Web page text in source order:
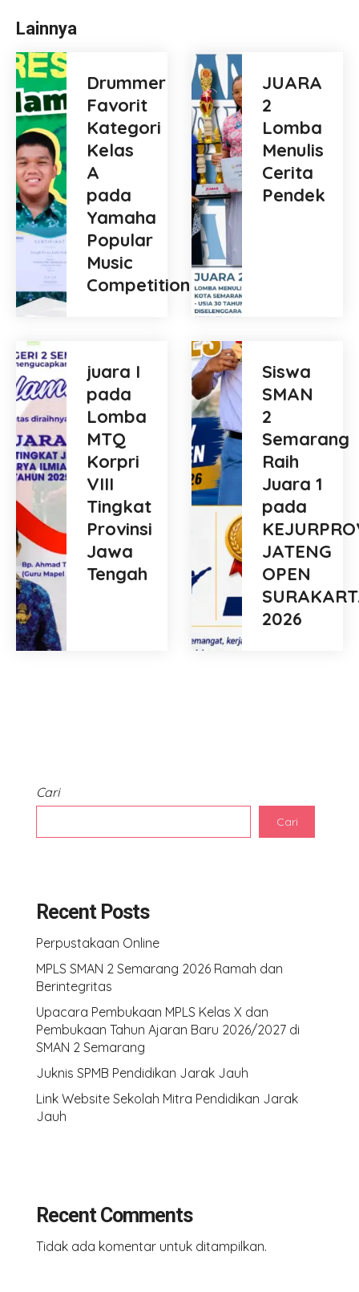
Lainnya
Drummer
Favorit
Kategori
Kelas
A
pada
Yamaha
Popular
Music
Competition
JUARA
2
Lomba
Menulis
Cerita
Pendek
juara I
pada
Lomba
MTQ
Korpri
VIII
Tingkat
Provinsi
Jawa
Tengah
Siswa
SMAN
2
Semarang
Raih
Juara 1
pada
JATENG
OPEN
2026
Cari
Cari
Recent Posts
Perpustakaan Online
MPLS SMAN 2 Semarang 2026 Ramah dan
Berintegritas
Upacara Pembukaan MPLS Kelas X dan
Pembukaan Tahun Ajaran Baru 2026/2027 di
SMAN 2 Semarang
Juknis SPMB Pendidikan Jarak Jauh
Link Website Sekolah Mitra Pendidikan Jarak
Jauh
Recent Comments
Tidak ada komentar untuk ditampilkan.